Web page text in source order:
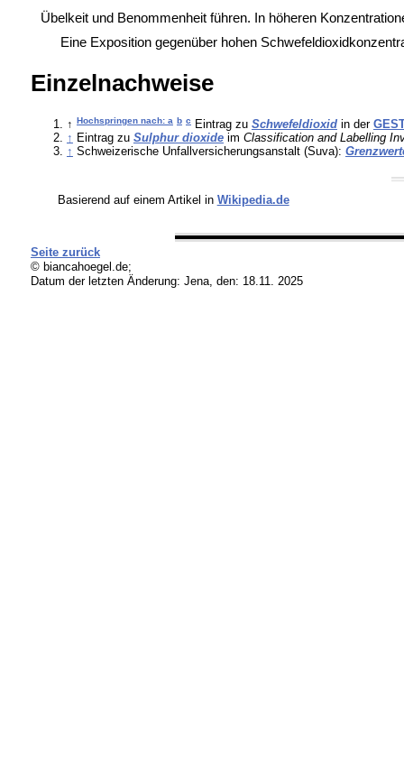
Übelkeit und Benommenheit führen. In höheren
Eine Exposition gegenüber hohen
Einzelnachweise
↑ Hochspringen nach: a b cEintrag zu Schwefeldioxidin der
↑ Eintrag zu Sulphur dioxideim Classification and Labelling
↑ Schweizerische Unfallversicherungsanstalt (Suva):
Basierend auf einem Artikel in Wikipedia.de
Seite zurück
© biancahoegel.de;
Datum der letzten Änderung: Jena, den: 18.11. 2025